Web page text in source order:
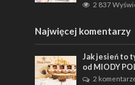
2 837
Najwięcej komentarzy
Jak jesień to
od MIODY
2